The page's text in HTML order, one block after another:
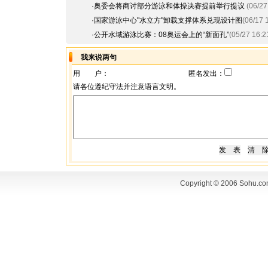
·奥委会将商讨部分游泳和体操决赛提前举行提议 (06/
· 国家游泳中心"水立方"卸载支撑体系兑现设计图(06/17
·公开水域游泳比赛：08奥运会上的“新面孔”(05/27
我来说两句
用 户：
匿名发出：
请各位遵纪守法并注意语言文明。
Copyright © 2006